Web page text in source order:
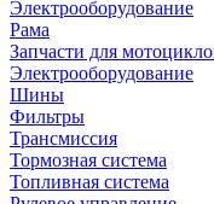
Электрооборудование
Рама
Запчасти для
Электрооборудование
Шины
Фильтры
Трансмиссия
Тормозная система
Топливная система